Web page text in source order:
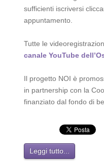
sufficienti iscriversi
appuntamento.
Tutte le
canale YouTube
Il progetto NOI è
in partnership con la
finanziato dal fondo di
Leggi tutto...